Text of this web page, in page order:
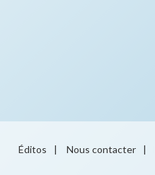
Éditos | Nous contacter |